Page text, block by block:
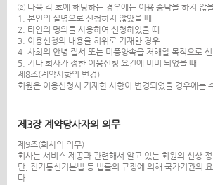
② 다음 각 호에 해당하는 경우에는 이용 승낙을 하지 않
1. 본인의 실명으로 신청하지 않았을 때
2. 타인의 명의를 사용하여 신청하였을 때
3. 이용신청의 내용을 허위로 기재한 경우
4. 사회의 안녕 질서 또는 미풍양속을 저해할 목적으로
5. 기타 회사가 정한 이용신청 요건에 미비 되었을 때
제8조(계약사항의 변경)
회원은 이용신청시 기재한 사항이 변경되었을 경우에
제3장 계약당사자의 의무
제9조(회사의 의무)
회사는 서비스 제공과 관련해서 알고 있는 회원의 신상
단, 전기통신기본법 등 법률의 규정에 의해 국가기관의
다.